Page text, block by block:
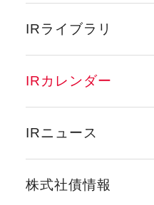
IRライブラリ
IRカレンダー
IRニュース
株式社債情報